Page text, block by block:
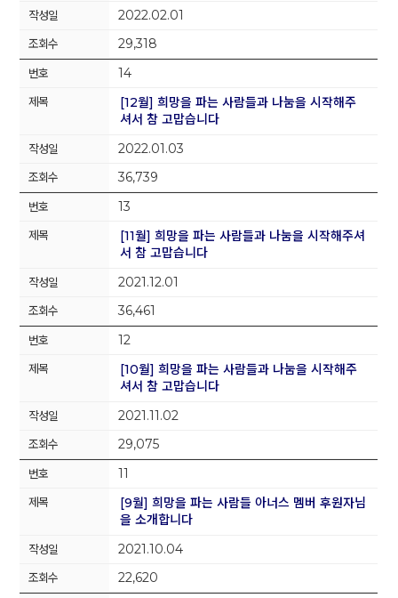
2022.02.01
29,318
14
[12월] 희망을 파는 사람들과 나눔을 시작해주
셔서 참 고맙습니다
2022.01.03
36,739
13
[11월] 희망을 파는 사람들과 나눔을 시작해주셔
서 참 고맙습니다
2021.12.01
36,461
12
[10월] 희망을 파는 사람들과 나눔을 시작해주
셔서 참 고맙습니다
2021.11.02
29,075
11
[9월] 희망을 파는 사람들 아너스 멤버 후원자님
을 소개합니다
2021.10.04
22,620